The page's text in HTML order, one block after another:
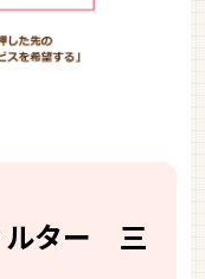
ルター 三